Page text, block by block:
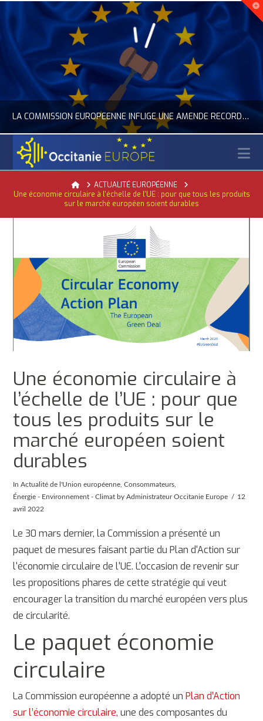
LA COMMISSION EUROPÉENNE INFLIGE UNE AMENDE RECORD À GOOGLE
ACTUALITÉ DE L'UNION EUROPÉENNE, ACTUALITÉ DE LA REPRÉSENTATION D’OCCITANIE EUROPE, NUMÉRIQUE- DIGITAL
JUILLET 24, 2026
HomeACTUALITÉ EUROPÉENNE
Une économie circulaire à l'échelle de l'UE : pour que tous les produits
sur le marché européen soient durables
Une économie circulaire à
l’échelle de l’UE : pour que
tous les produits sur le
marché européen soient
durables
InActualité de l'Union européenne ,Consommateurs
Énergie - Environnement - Climat by Administrateur Occitanie Europe
12
avril 2022
Le 30 mars dernier, la Commission a présenté un
paquet de mesures faisant partie du Plan d'Action sur
l'économie circulaire de l'UE. L'occasion de revenir sur
les propositions phares de cette stratégie qui veut
encourager la transition du marché européen vers plus
de circularité.
Le paquet économie
circulaire
La Commission européenne a adopté unPlan d’Action
sur l’économie circulaire, une des composantes du